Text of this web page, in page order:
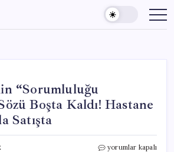
“Sorumluluğu
Boşta Kaldı! Hastane
Satışta
AKP’li
yorumlar kapalı